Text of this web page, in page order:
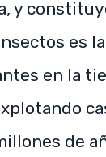
y
es
en la
de